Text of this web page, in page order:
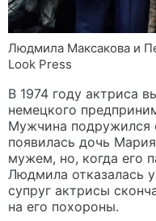
Людмила Максакова и
Look Press
В 1974 году актриса
немецкого
Мужчина подружился
появилась дочь
мужем, но, когда его
Людмила отказалась
супруг актрисы
на его похороны.